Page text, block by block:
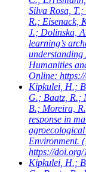
Silva Rosa,
R.; Eisenack,
J.; Dolinska,
learning’s
understanding
Humanities
Online:
Kipkulei, H.;
G.; Baatz, R.;
B.; Moreira,
response in
agroecological
Environment.
https://
Kipkulei, H.;